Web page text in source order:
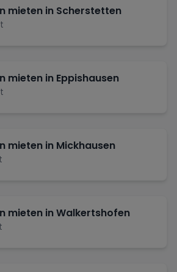
mieten in Scherstetten
mieten in Eppishausen
mieten in Mickhausen
mieten inWalkertshofen